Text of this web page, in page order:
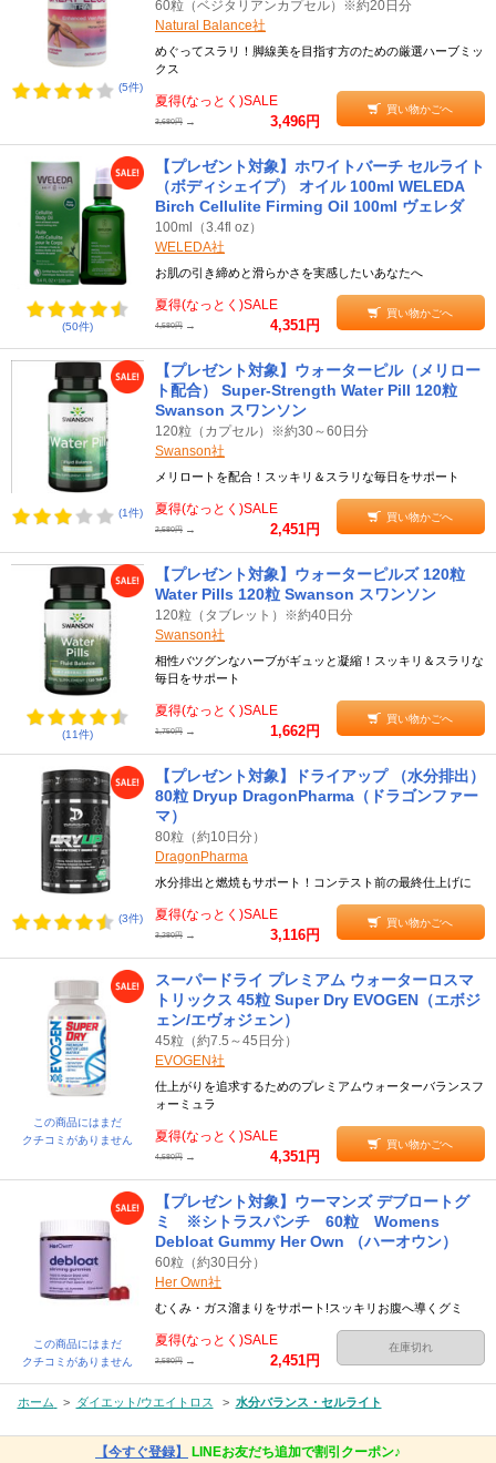
(5件)
60粒（ベジタリアンカプセル）※約20日分
Natural Balance社
めぐってスラリ！脚線美を目指す方のための厳選ハーブミッ
クス
夏得(なっとく)SALE
3,680円 → 3,496円
買い物かごへ
(50件)
【プレゼント対象】ホワイトバーチ セルライト
（ボディシェイプ） オイル 100ml WELEDA
Birch Cellulite Firming Oil 100ml ヴェレダ
100ml（3.4fl oz）
WELEDA社
お肌の引き締めと滑らかさを実感したいあなたへ
夏得(なっとく)SALE
4,580円 → 4,351円
買い物かごへ
(1件)
【プレゼント対象】ウォーターピル（メリロー
ト配合） Super-Strength Water Pill 120粒
Swanson スワンソン
120粒（カプセル）※約30～60日分
Swanson社
メリロートを配合！スッキリ＆スラリな毎日をサポート
夏得(なっとく)SALE
2,580円 → 2,451円
買い物かごへ
(11件)
【プレゼント対象】ウォーターピルズ 120粒
Water Pills 120粒 Swanson スワンソン
120粒（タブレット）※約40日分
Swanson社
相性バツグンなハーブがギュッと凝縮！スッキリ＆スラリな
毎日をサポート
夏得(なっとく)SALE
1,750円 → 1,662円
買い物かごへ
(3件)
【プレゼント対象】ドライアップ （水分排出）
80粒 Dryup DragonPharma（ドラゴンファー
マ）
80粒（約10日分）
DragonPharma
水分排出と燃焼もサポート！コンテスト前の最終仕上げに
夏得(なっとく)SALE
3,280円 → 3,116円
買い物かごへ
この商品にはまだ
クチコミがありません
スーパードライ プレミアム ウォーターロスマ
トリックス 45粒 Super Dry EVOGEN（エボジ
ェン/エヴォジェン）
45粒（約7.5～45日分）
EVOGEN社
仕上がりを追求するためのプレミアムウォーターバランスフ
ォーミュラ
夏得(なっとく)SALE
4,580円 → 4,351円
買い物かごへ
この商品にはまだ
クチコミがありません
【プレゼント対象】ウーマンズ デブロートグ
ミ ※シトラスパンチ 60粒 Womens
Debloat Gummy Her Own （ハーオウン）
60粒（約30日分）
Her Own社
むくみ・ガス溜まりをサポート!スッキリお腹へ導くグミ
夏得(なっとく)SALE
2,580円 → 2,451円
在庫切れ
ホーム > ダイエット/ウエイトロス > 水分バランス・セルライト
【今すぐ登録】 LINEお友だち追加で割引クーポン♪